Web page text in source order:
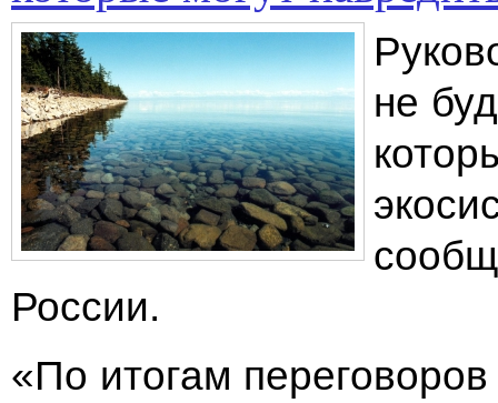
не
России.
«По итогам переговоров